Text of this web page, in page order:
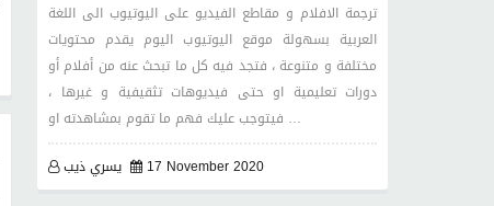
ترجمة الافلام و مقاطع الفيديو على اليوتيوب الى اللغة
العربية بسهولة موقع اليوتيوب اليوم يقدم محتويات
مختلفة و متنوعة ، فتجد فيه كل ما تبحث عنه من أفلام أو
دورات تعليمية او حتى فيديوهات تثقيفية و غيرها ،
فيتوجب عليك فهم ما تقوم بمشاهدته او …
يسري ذيب
17 November 2020